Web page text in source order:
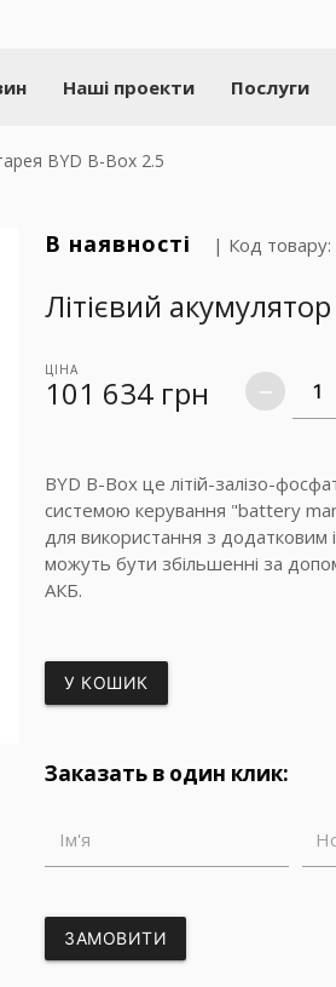
Наші проекти Послуги
BYD B-Box 2.5
В наявності | Код товару:
Літієвий
ЦІНА
101 634 грн remove
BYD B-Box це літій-залізо-
системою керування "battery
для використання з додатковим
можуть бути збільшенні за
АКБ.
У КОШИК
Заказать в один клик:
Ім'я
ЗАМОВИТИ